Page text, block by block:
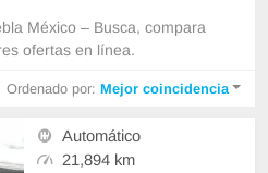
México – Busca, compara
ofertas en línea.
Ordenado por:Mejor coincidencia
Automático
21,894 km